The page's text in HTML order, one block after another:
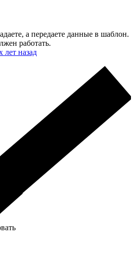
а передаете данные в шаблон.
работать.
лет назад